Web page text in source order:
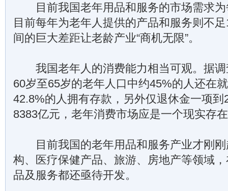
目前我国老年用品和服务的市场需求为
目前每年为老年人提供的产品和服务则不
间的巨大差距让老龄产业“商机无限”。
我国老年人的消费能力相当可观。据调
60岁至65岁的老年人口中约45%的人还在
42.8%的人拥有存款，另外仅退休金一项到
8383亿元，老年消费市场应是一个现实存
目前我国的老年用品和服务产业才刚刚
构、医疗保健产品、旅游、房地产等领域
品及服务都还亟待开发。